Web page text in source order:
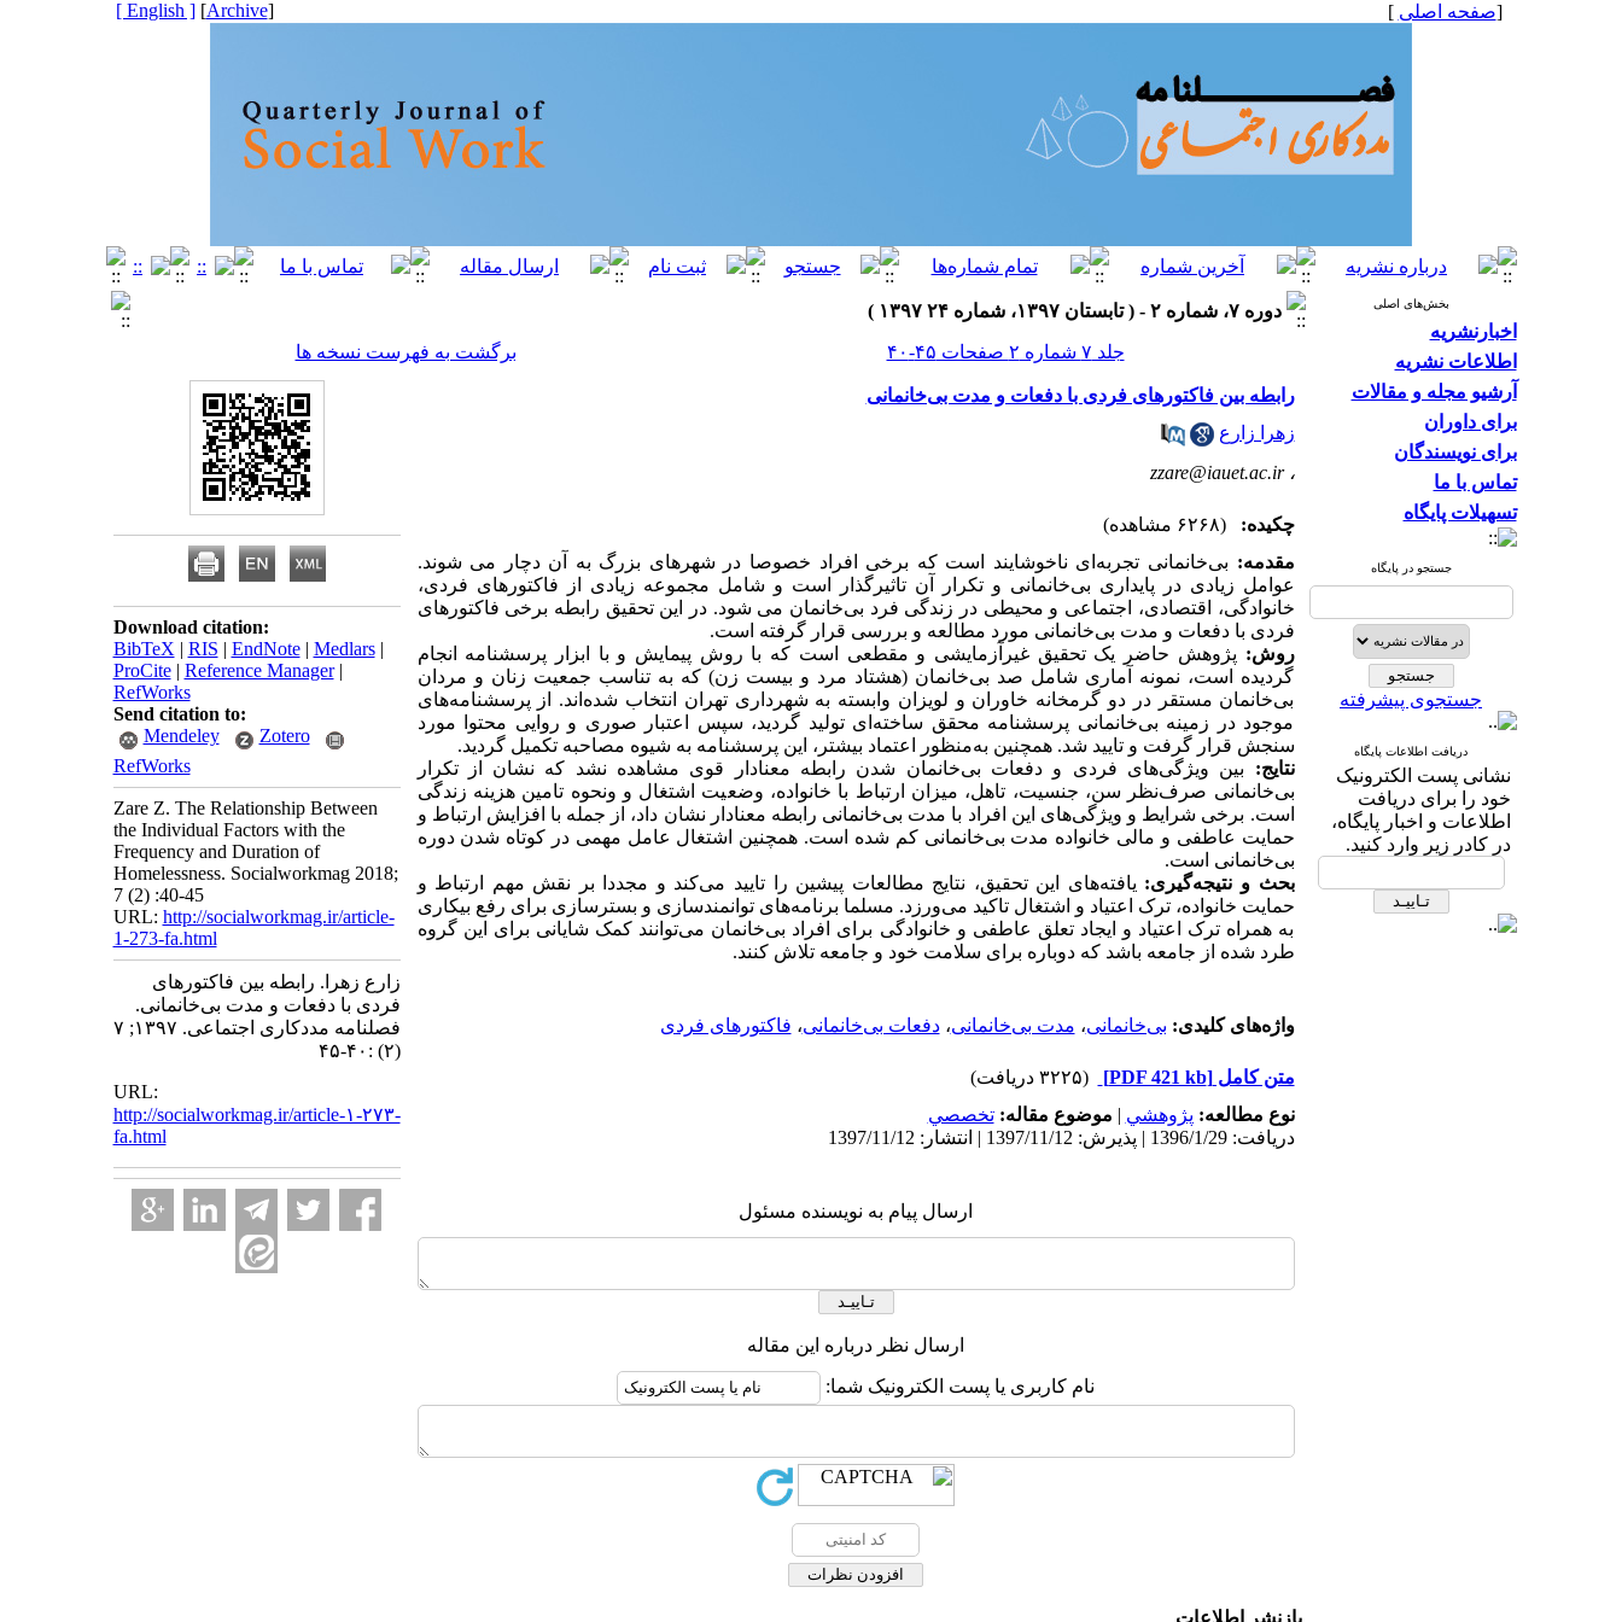
[صفحه اصلی ]
[
Archive
]
[ English ]
بخش‌های اصلی
اخبارنشریه
اطلاعات نشریه
آرشیو مجله و مقالات
برای داوران
برای نویسندگان
تماس با ما
تسهیلات پایگاه
جستجو در پایگاه
جستجوی پیشرفته
دریافت اطلاعات پایگاه
نشانی پست الکترونیک
خود را برای دریافت
اطلاعات و اخبار پایگاه،
در کادر زیر وارد کنید.
دوره ۷، شماره ۲ - ( تابستان ۱۳۹۷، شماره ۲۴ ۱۳۹۷ )
جلد ۷ شماره ۲ صفحات ۴۵-۴۰
برگشت به فهرست نسخه ها
رابطه بین فاکتورهای فردی با دفعات و مدت بی‌خانمانی
زهرا زارع
،zzare@iauet.ac.ir
چکیده:
(۶۲۶۸ مشاهده)
مقدمه: بی‌خانمانی تجربه‌ای ناخوشایند است که برخی افراد خصوصا در شهرهای بزرگ به آن دچار می شوند.
عوامل زیادی در پایداری بی‌خانمانی و تکرار آن تاثیرگذار است و شامل مجموعه زیادی از فاکتورهای فردی،
خانوادگی، اقتصادی، اجتماعی و محیطی در زندگی فرد بی‌خانمان می شود. در این تحقیق رابطه برخی فاکتورهای
فردی با دفعات و مدت بی‌خانمانی مورد مطالعه و بررسی قرار گرفته است.
روش: پژوهش حاضر یک تحقیق غیرآزمایشی و مقطعی است که با روش پیمایش و با ابزار پرسشنامه انجام
گردیده است، نمونه آماری شامل صد بی‌خانمان (هشتاد مرد و بیست زن) که به تناسب جمعیت زنان و مردان
بی‌خانمان مستقر در دو گرمخانه خاوران و لویزان وابسته به شهرداری تهران انتخاب شده‌اند. از پرسشنامه‌های
موجود در زمینه بی‌خانمانی پرسشنامه محقق ساخته‌ای تولید گردید، سپس اعتبار صوری و روایی محتوا مورد
سنجش قرار گرفت و تایید شد. همچنین به‌منظور اعتماد بیشتر، این پرسشنامه به‌ شیوه مصاحبه تکمیل گردید.
نتایج: بین ویژگی‌های فردی و دفعات بی‌خانمان شدن رابطه معنادار قوی مشاهده نشد که نشان از تکرار
بی‌خانمانی صرف‌نظر سن، جنسیت، تاهل، میزان ارتباط با خانواده، وضعیت اشتغال و ونحوه تامین هزینه زندگی
است. برخی شرایط و ویژگی‌های این افراد با مدت بی‌خانمانی رابطه معنادار نشان داد، از جمله با افزایش ارتباط و
حمایت عاطفی و مالی خانواده مدت بی‌خانمانی کم شده است. همچنین اشتغال عامل مهمی در کوتاه شدن دوره
بی‌خانمانی است.
بحث و نتیجه‌گیری: یافته‌های این تحقیق، نتایج مطالعات پیشین را تایید می‌کند و مجددا بر نقش مهم ارتباط و
حمایت خانواده، ترک اعتیاد و اشتغال تاکید می‌ورزد. مسلما برنامه‌های توانمندسازی و بسترسازی برای رفع بیکاری
به همراه ترک اعتیاد و ایجاد تعلق عاطفی و خانوادگی برای افراد بی‌خانمان می‌توانند کمک شایانی برای این گروه
طرد شده از جامعه باشد که دوباره برای سلامت خود و جامعه تلاش کنند.
واژه‌های کلیدی: بی‌خانمانی، مدت بی‌خانمانی،دفعات بی‌خانمانی، فاکتورهای فردی
متن کامل[PDF 421 kb]
(۳۲۲۵ دریافت)
نوع مطالعه: پژوهشي | موضوع مقاله:تخصصي
دریافت: 1396/1/29 | پذیرش: 1397/11/12 | انتشار: 1397/11/12
ارسال پیام به نویسنده مسئول
ارسال نظر درباره این مقاله
نام کاربری یا پست الکترونیک شما:
Download citation:
BibTeX | RIS | EndNote| Medlars|
ProCite| Reference Manager|
RefWorks
Send citation to:
Mendeley
Zotero
RefWorks
Zare Z. The Relationship Between
the Individual Factors with the
Frequency and Duration of
Homelessness. Socialworkmag 2018;
7 (2) :40-45
URL: http://socialworkmag.ir/article-
1-273-fa.html
زارع زهرا. رابطه بین فاکتورهای
فردی با دفعات و مدت بی‌خانمانی.
فصلنامه مددکاری اجتماعی. ۱۳۹۷; ۷
(۲) :۴۰-۴۵
URL:
http://socialworkmag.ir/article-۱-۲۷۳-
fa.html
بازنشر اطلاعات